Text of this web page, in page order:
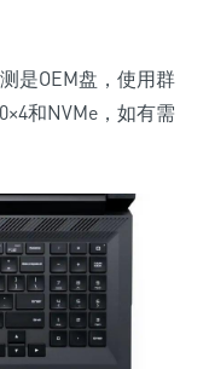
是OEM盘，使用群
和NVMe，如有需